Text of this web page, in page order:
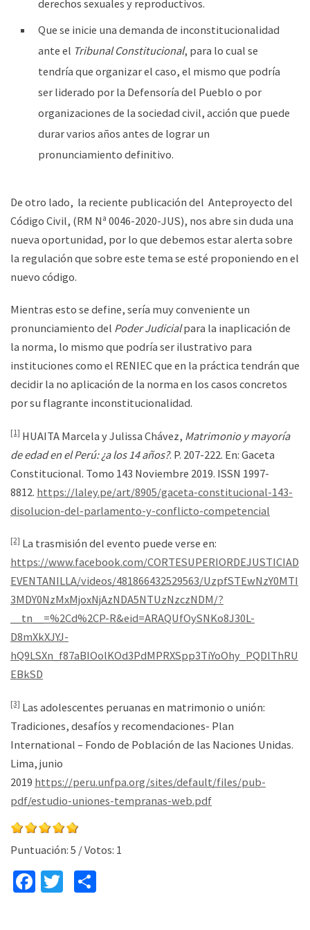
derechos sexuales y reproductivos.
Que se inicie una demanda de inconstitucionalidad
ante el Tribunal Constitucional, para lo cual se
tendría que organizar el caso, el mismo que podría
ser liderado por la Defensoría del Pueblo o por
organizaciones de la sociedad civil, acción que puede
durar varios años antes de lograr un
pronunciamiento definitivo.
De otro lado, la reciente publicación del Anteproyecto del
Código Civil, (RM Nª 0046-2020-JUS), nos abre sin duda una
nueva oportunidad, por lo que debemos estar alerta sobre
la regulación que sobre este tema se esté proponiendo en el
nuevo código.
Mientras esto se define, sería muy conveniente un
pronunciamiento del Poder Judicialpara la inaplicación de
la norma, lo mismo que podría ser ilustrativo para
instituciones como el RENIEC que en la práctica tendrán que
decidir la no aplicación de la norma en los casos concretos
por su flagrante inconstitucionalidad.
[1] HUAITA Marcela y Julissa Chávez, Matrimonio y mayoría
de edad en el Perú: ¿a los 14 años?. P. 207-222. En: Gaceta
Constitucional. Tomo 143 Noviembre 2019. ISSN 1997-
8812. https://laley.pe/art/8905/gaceta-constitucional-143-
disolucion-del-parlamento-y-conflicto-competencial
[2] La trasmisión del evento puede verse en:
https://www.facebook.com/CORTESUPERIORDEJUSTICIAD
EVENTANILLA/videos/481866432529563/UzpfSTEwNzY0MTI
3MDY0NzMxMjoxNjAzNDA5NTUzNzczNDM/?
__tn__=%2Cd%2CP-R&eid=ARAQUfOySNKo8J30L-
D8mXkXJYJ-
hQ9LSXn_f87aBIOolKOd3PdMPRXSpp3TiYoOhy_PQDlThRU
EBkSD
[3] Las adolescentes peruanas en matrimonio o unión:
Tradiciones, desafíos y recomendaciones- Plan
International – Fondo de Población de las Naciones Unidas.
Lima, junio
2019 https://peru.unfpa.org/sites/default/files/pub-
pdf/estudio-uniones-tempranas-web.pdf
Puntuación: 5 / Votos: 1
Fa
T